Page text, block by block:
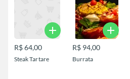
Steak Tartare
R$ 64,00
add
Burrata
R$ 94,00
add